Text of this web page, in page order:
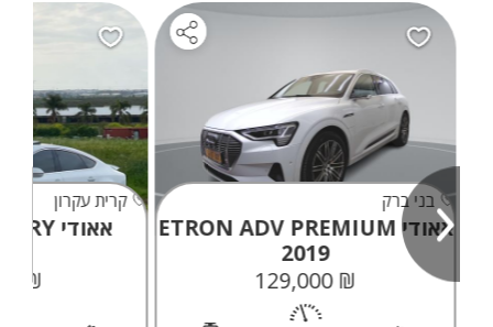
בני ברק
אאודי ETRON ADV PREMIUM
2019
₪ 129,000
קרית עקרון
אאודי A7 LUXURY
₪ 99,000